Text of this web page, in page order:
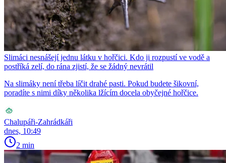
Slimáci nesnášejí jednu látku v hořčici. Kdo ji rozpustí ve vodě a
postříká zelí, do rána zjistí, že se žádný nevrátil
Na slimáky není třeba líčit drahé pasti. Pokud budete šikovní,
poradíte s nimi díky několika lžícím docela obyčejné hořčice.
Chalupáři-Zahrádkáři
dnes, 10:49
2 min